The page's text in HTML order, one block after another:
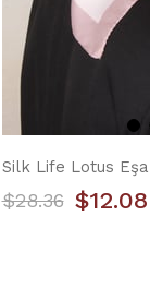
Silk Life Lotus
$12.08
$28.36